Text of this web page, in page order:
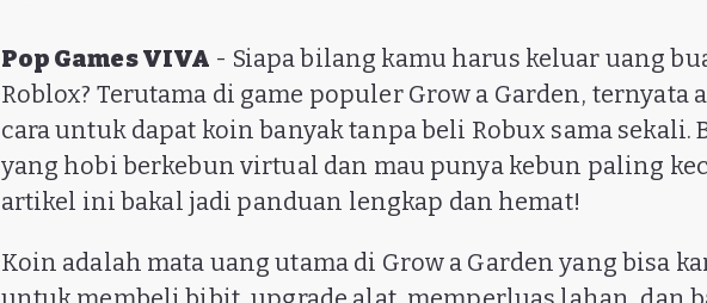
Pop Games VIVA - Siapa bilang kamu harus keluar uang
Roblox? Terutama di game populer Grow a Garden, ternyata
cara untuk dapat koin banyak tanpa beli Robux sama sekali.
yang hobi berkebun virtual dan mau punya kebun paling
artikel ini bakal jadi panduan lengkap dan hemat!
Koin adalah mata uang utama di Grow a Garden yang bisa